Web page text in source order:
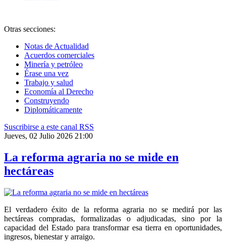
Otras secciones:
Notas de Actualidad
Acuerdos comerciales
Minería y petróleo
Érase una vez
Trabajo y salud
Economía al Derecho
Construyendo
Diplomáticamente
Suscribirse a este canal RSS
Jueves, 02 Julio 2026 21:00
La reforma agraria no se mide en
hectáreas
El verdadero éxito de la reforma agraria no se medirá por las
hectáreas compradas, formalizadas o adjudicadas, sino por la
capacidad del Estado para transformar esa tierra en oportunidades,
ingresos, bienestar y arraigo.